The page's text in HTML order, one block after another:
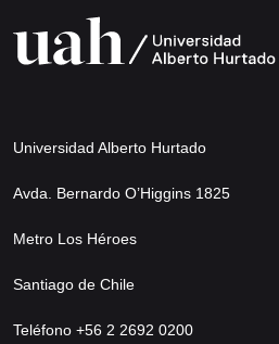
Universidad Alberto Hurtado
Avda. Bernardo O’Higgins 1825
Metro Los Héroes
Santiago de Chile
Teléfono +56 2 2692 0200